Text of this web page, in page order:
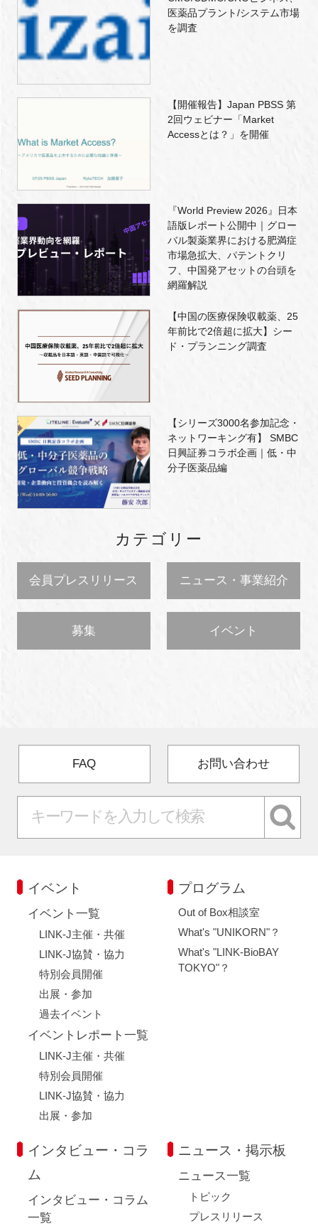
医薬品プラント/システム市場
を調査
【開催報告】Japan PBSS 第
2回ウェビナー「Market
Accessとは？」を開催
『World Preview 2026』日本
語版レポート公開中｜グロー
バル製薬業界における肥満症
市場急拡大、パテントクリ
フ、中国発アセットの台頭を
網羅解説
【中国の医療保険収載薬、25
年前比で2倍超に拡大】シー
ド・プランニング調査
【シリーズ3000名参加記念・
ネットワーキング有】 SMBC
日興証券コラボ企画｜低・中
分子医薬品編
カテゴリー
会員プレスリリース ニュース・事業紹介
募集 イベント
FAQ お問い合わせ
イベント
イベント一覧
LINK-J主催・共催
LINK-J協賛・協力
特別会員開催
出展・参加
過去イベント
イベントレポート一覧
LINK-J主催・共催
特別会員開催
LINK-J協賛・協力
出展・参加
プログラム
Out of Box相談室
What's "UNIKORN"？
What's "LINK-BioBAY
TOKYO"？
インタビュー・コラ
ム
インタビュー・コラム
一覧
ニュース・掲示板
ニュース一覧
トピック
プレスリリース